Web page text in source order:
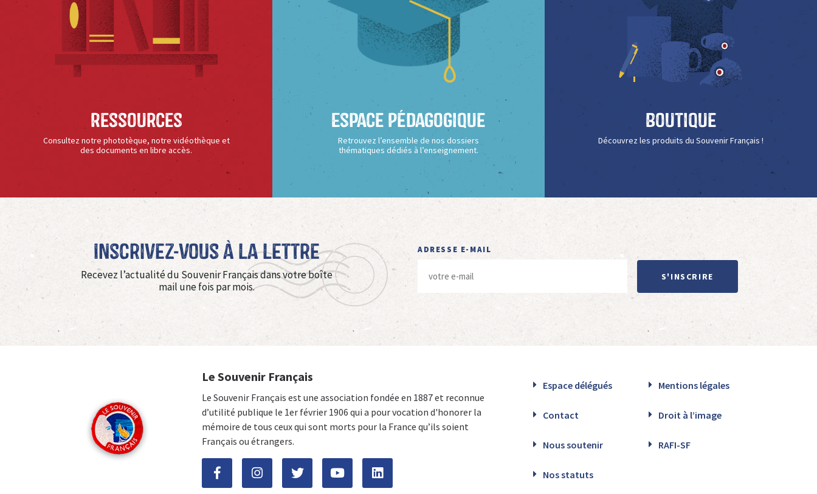
Ressources
Consultez notre phototèque, notre vidéothèque et
des documents en libre accès.
Espace Pédagogique
Retrouvez l’ensemble de nos dossiers
thématiques dédiés à l’enseignement.
Boutique
Découvrez les produits du Souvenir Français !
Inscrivez-vous à La Lettre
Recevez l’actualité du Souvenir Français dans votre boîte
mail une fois par mois.
ADRESSE E-MAIL
S'INSCRIRE
Le Souvenir Français
Le Souvenir Français est une association fondée en 1887 et reconnue
d’utilité publique le 1er février 1906 qui a pour vocation d'honorer la
mémoire de tous ceux qui sont morts pour la France qu’ils soient
Français ou étrangers.
Espace délégués Mentions légales
Contact Droit à l’image
Nous soutenir RAFI-SF
Nos statuts